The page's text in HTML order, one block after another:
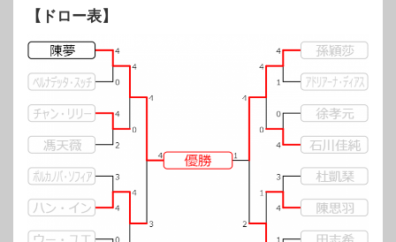
【ドロー表】